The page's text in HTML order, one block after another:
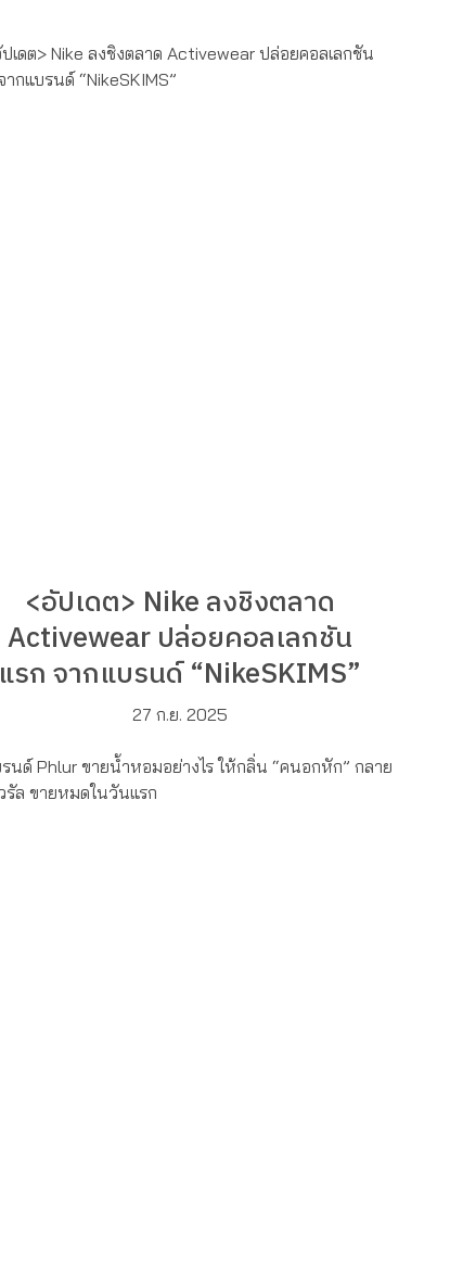
<อัปเดต> Nike ลงชิงตลาด
Activewear ปล่อยคอลเลกชัน
แรก จากแบรนด์ “NikeSKIMS”
27 ก.ย. 2025